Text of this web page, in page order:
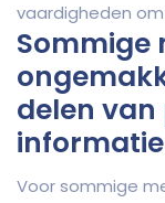
vaardigheden
Sommige
delen
Voor sommige